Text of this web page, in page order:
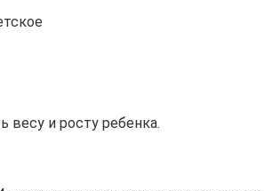
весу и росту ребенка.